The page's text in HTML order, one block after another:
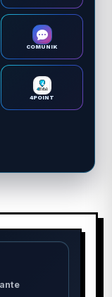
COMUNIK
4POINT